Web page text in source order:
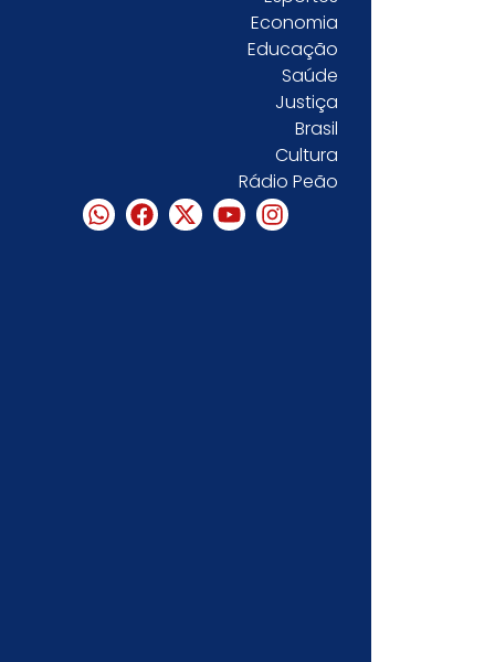
Economia
Educação
Saúde
Justiça
Brasil
Cultura
Rádio Peão